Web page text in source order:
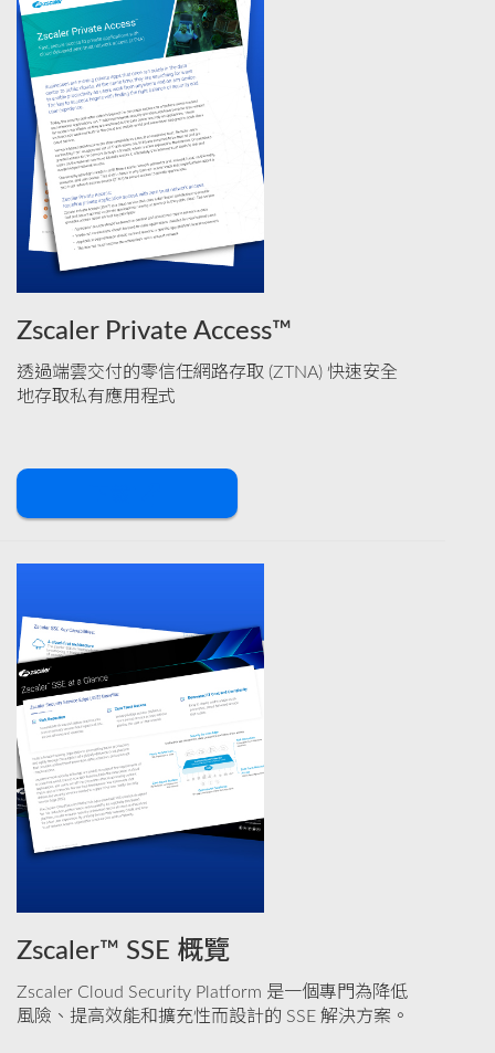
Zscaler Private Access™
透過端雲交付的零信任網路存取 (ZTNA) 快速安全
地存取私有應用程式
Zscaler™ SSE 概覽
Zscaler Cloud Security Platform 是一個專門為降低
風險、提高效能和擴充性而設計的 SSE 解決方案。